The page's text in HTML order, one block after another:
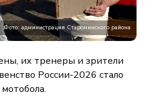
Фото: администрация Староминского района
их тренеры и зрители
России-2026 стало